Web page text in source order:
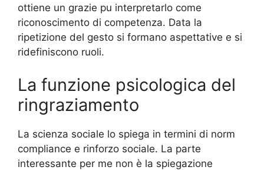
ottiene un grazie pu interpretarlo come
riconoscimento di competenza. Data la
ripetizione del gesto si formano aspettative e si
ridefiniscono ruoli.
La funzione psicologica del
ringraziamento
La scienza sociale lo spiega in termini di norm
compliance e rinforzo sociale. La parte
interessante per me non è la spiegazione